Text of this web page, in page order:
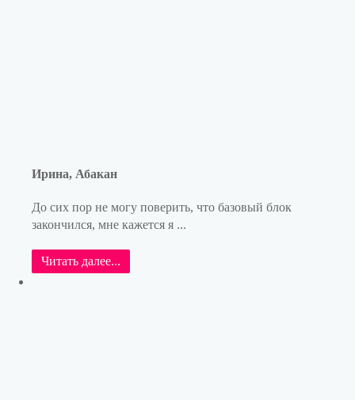
Ирина, Абакан
До сих пор не могу поверить, что базовый блок
закончился, мне кажется я ...
Читать далее...